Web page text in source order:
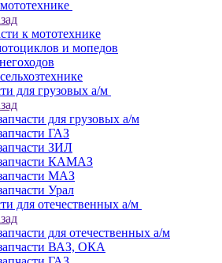
к мототехнике
и мопедов
для грузовых а/м
для грузовых а/м
ГАЗ
ЗИЛ
КАМАЗ
МАЗ
Урал
для отечественных а/м
для отечественных а/м
ВАЗ, ОКА